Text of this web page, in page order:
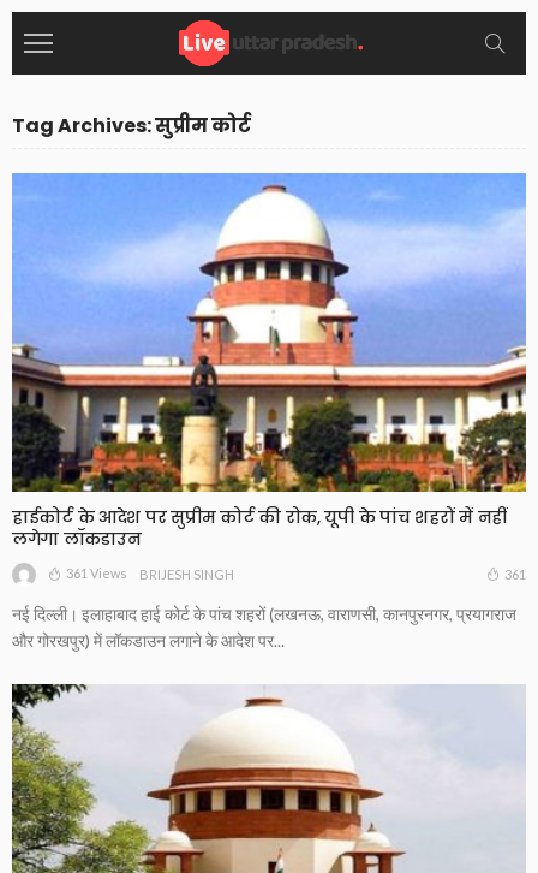
Tag Archives: सुप्रीम कोर्ट
हाईकोर्ट के आदेश पर सुप्रीम कोर्ट की रोक, यूपी के पांच शहरों में नहीं
लगेगा लॉकडाउन
361 Views BRIJESH SINGH 361
नई दिल्ली। इलाहाबाद हाई कोर्ट के पांच शहरों (लखनऊ, वाराणसी, कानपुरनगर, प्रयागराज
और गोरखपुर) में लॉकडाउन लगाने के आदेश पर...